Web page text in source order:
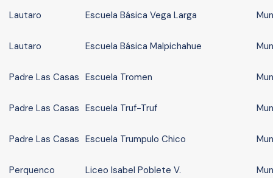
Lautaro Escuela Básica Vega Larga
Lautaro Escuela Básica Malpichahue
Padre Las Casas Escuela Tromen
Padre Las Casas Escuela Truf-Truf
Padre Las Casas Escuela Trumpulo Chico
Perquenco Liceo Isabel Poblete V.